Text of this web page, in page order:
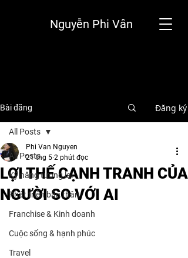
Nguyễn Phi Vân
Bài đăng Đăng ký
All Posts
Kỹ năng tương lai
Phát triển bản thân
Franchise & Kinh doanh
Cuộc sống & hạnh phúc
Travel
All Posts
LỢI THẾ CẠNH TRANH CỦA
NGƯỜI SO VỚI AI
Phi Van Nguyen
21 thg 5 2 phút đọc